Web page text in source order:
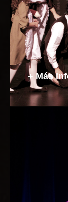
+ Más
teatro que
obra del
único
quienes